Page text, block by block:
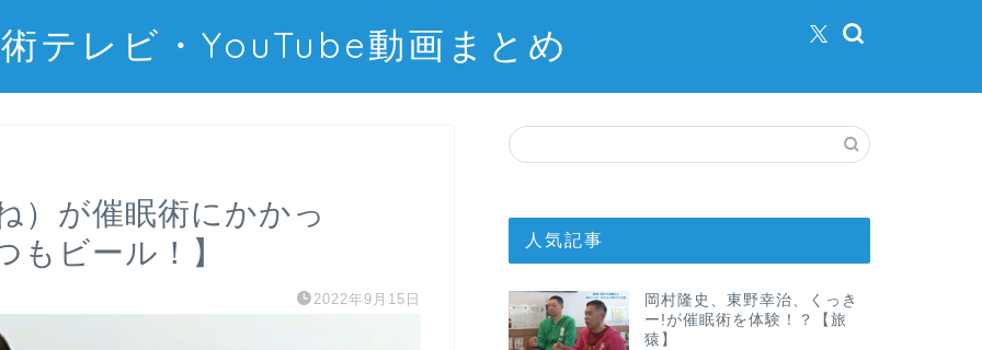
テレビ・YouTube動画まとめ
）が催眠術にかかっ
もビール！】
2022年9月15日
人気記事
岡村隆史、東野幸治、くっき
ー!が催眠術を体験！？【旅
猿】